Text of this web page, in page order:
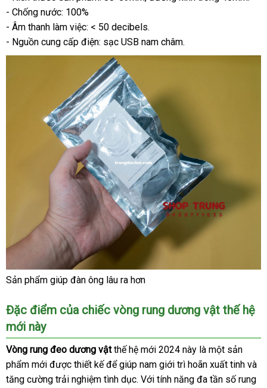
- Chống nước: 100%
- Âm thanh làm việc: < 50 decibels.
- Nguồn cung cấp điện: sạc USB nam châm.
Sản phẩm giúp đàn ông lâu ra hơn
Đặc điểm rẻ
của chiếc vòng rung dương vật thế hệ
mới này
Vòng rung đeo dương vậtthế hệ mới 2024 này là một sản
phẩm mới đắt
nhất
được thiết kếquà
tặng
để giúp nam giới trì hoãn xuất tinh và
tăng cường trải nghiệm tình dụcnhận
. Với tính năng đa tần số rung